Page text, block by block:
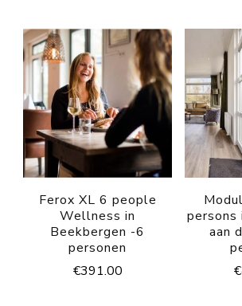
Ferox XL 6 people
Wellness in
Beekbergen -6
personen
€391.00
persons
aan
€